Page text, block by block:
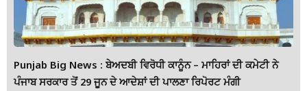
Punjab Big News : ਬੇਅਦਬੀ ਵਿਰੋਧੀ ਕਾਨੂੰਨ – ਮਾਹਿਰਾਂ ਦੀ ਕਮੇਟੀ ਨੇ
ਪੰਜਾਬ ਸਰਕਾਰ ਤੋਂ 29 ਜੂਨ ਦੇ ਆਦੇਸ਼ਾਂ ਦੀ ਪਾਲਣਾ ਰਿਪੋਰਟ ਮੰਗੀ